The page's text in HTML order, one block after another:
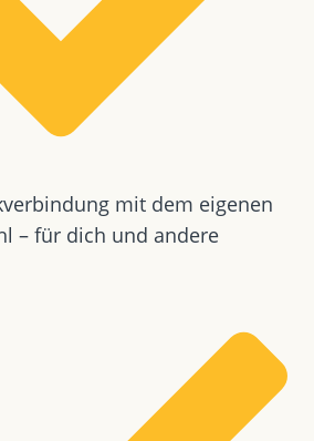
mit dem eigenen
– für dich und andere